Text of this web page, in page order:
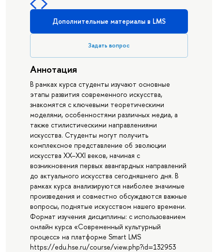
Дополнительные материалы в LMS
Задать вопрос
Аннотация
В рамках курса студенты изучают основные
этапы развития современного искусства,
знакомятся с ключевыми теоретическими
моделями, особенностями различных медиа, а
также стилистическими направлениями
искусства. Студенты могут получить
комплексное представление об эволюции
искусства XX–XXI веков, начиная с
возникновения первых авангардных направлений
до актуального искусства сегодняшнего дня. В
рамках курса анализируются наиболее значимые
произведения и совместно обсуждаются важные
вопросы, поднятые искусством нашего времени.
Формат изучения дисциплины: с использованием
онлайн курса «Современный культурный
процесс» на платформе Smart LMS
https://edu.hse.ru/course/view.php?id=132953